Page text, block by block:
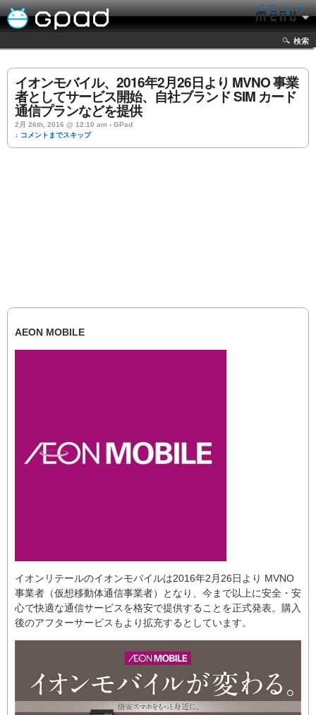
メニュー
検索
イオンモバイル、2016年2月26日より MVNO 事業
者としてサービス開始、自社ブランド SIM カード
通信プランなどを提供
2月 26th, 2016 @ 12:10 am › GPad
↓ コメントまでスキップ
AEON MOBILE
イオンリテールのイオンモバイルは2016年2月26日より MVNO
事業者（仮想移動体通信事業者）となり、今まで以上に安全・安
心で快適な通信サービスを格安で提供することを正式発表。購入
後のアフターサービスもより拡充するとしています。